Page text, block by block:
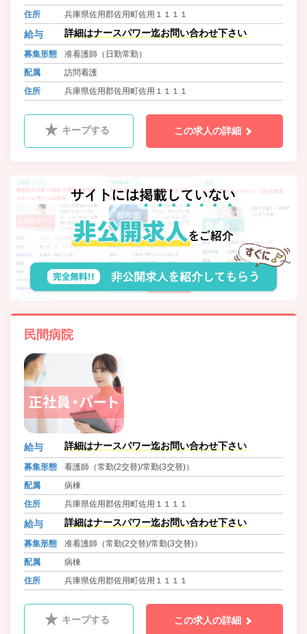
住所
兵庫県佐用郡佐用町佐用１１１１
給与 詳細はナースパワー迄お問い合わせ下さい
募集形態
准看護師（日勤常勤）
配属
訪問看護
住所
兵庫県佐用郡佐用町佐用１１１１
キープする この求人の詳細
民間病院
給与 詳細はナースパワー迄お問い合わせ下さい
募集形態
看護師（常勤(2交替)/常勤(3交替)）
配属
病棟
住所
兵庫県佐用郡佐用町佐用１１１１
給与 詳細はナースパワー迄お問い合わせ下さい
募集形態
准看護師（常勤(2交替)/常勤(3交替)）
配属
病棟
住所
兵庫県佐用郡佐用町佐用１１１１
キープする この求人の詳細